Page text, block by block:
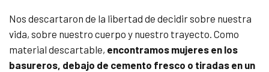
Nos descartaron de la libertad de decidir sobre nuestra
vida, sobre nuestro cuerpo y nuestro trayecto. Como
material descartable, encontramos mujeres en los
basureros, debajo de cemento fresco o tiradas en un